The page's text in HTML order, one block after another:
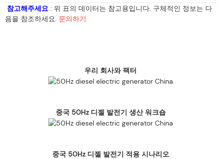
참고해주세요 : 위 표의 데이터는 참고용입니다. 구체적인 정보는 다
음을 참조하세요. 문의하기
우리 회사와 팩터
중국 50Hz 디젤 발전기 생산 워크숍
중국 50Hz 디젤 발전기 적용 시나리오